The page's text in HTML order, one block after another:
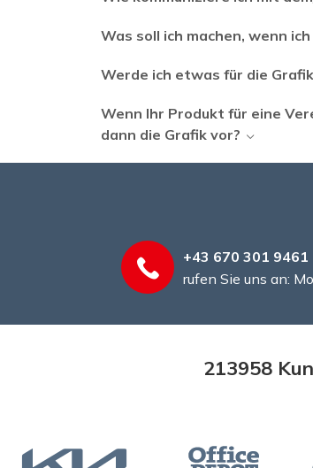
Was soll ich machen, wenn
Werde ich etwas für die
Wenn Ihr Produkt für eine
dann die Grafik vor?
+43 670 301 9461
rufen Sie uns an:
213958